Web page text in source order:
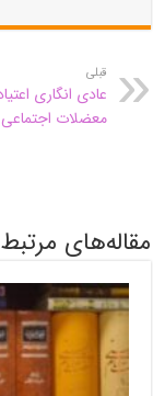
قبلی
عادی انگاری
معضلات
مقاله‌های مرتبط